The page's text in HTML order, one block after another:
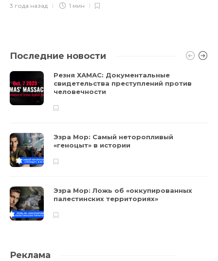
3 года назад 1 мин
Последние новости
Резня ХАМАС: Документальные
свидетельства преступлений против
человечности
Эзра Мор: Самый неторопливый
«геноцыт» в истории
Эзра Мор: Ложь об «оккупированных
палестинских территориях»
Реклама